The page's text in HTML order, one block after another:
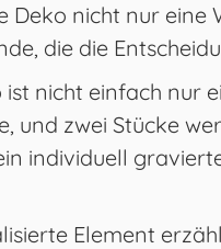
Deko nicht nur eine
die die
nicht einfach nur
zwei Stücke
individuell
Element